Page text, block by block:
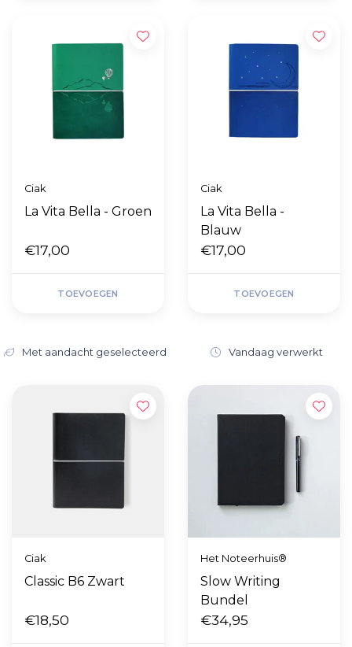
Ciak
La Vita Bella - Groen
€17,00
TOEVOEGEN
Ciak
La Vita Bella -
Blauw
€17,00
TOEVOEGEN
Met aandacht geselecteerd Vandaag verwerkt
Ciak
Classic B6 Zwart
€18,50
Het Noteerhuis®
Slow Writing
Bundel
€34,95